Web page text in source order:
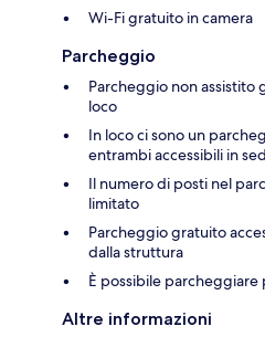
Wi-Fi gratuito in camera
Parcheggio
Parcheggio non
loco
In loco ci sono un
entrambi accessibili in
Il numero di posti nel
limitato
Parcheggio gratuito
dalla struttura
È possibile parcheggiare
Altre informazioni